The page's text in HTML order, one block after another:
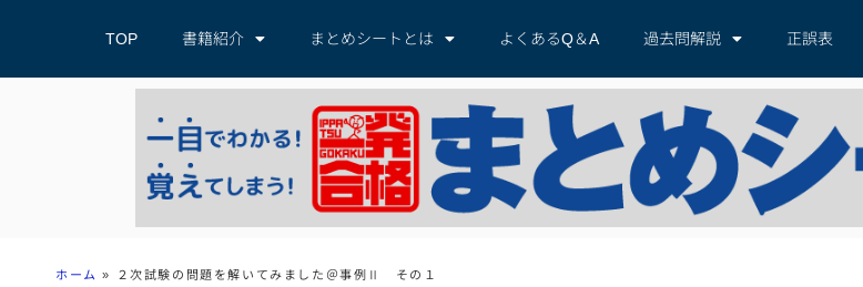
TOP 書籍紹介 まとめシートとは よくあるQ＆A 過去問解説 正誤表
ホーム » ２次試験の問題を解いてみました＠事例Ⅱ その１